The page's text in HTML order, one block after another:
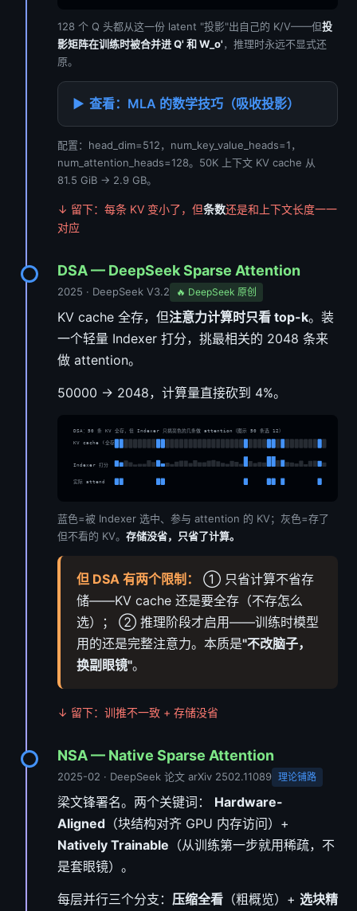
128 个 Q 头都从这一份 latent "投影"出自己的 K/V——但投
影矩阵在训练时被合并进 Q' 和 W_o'，推理时永远不显式还
原。
查看：MLA 的数学技巧（吸收投影）
配置：head_dim=512，num_key_value_heads=1，
num_attention_heads=128。50K 上下文 KV cache 从
81.5 GiB → 2.9 GB。
↓ 留下：每条 KV 变小了，但条数还是和上下文长度一一
对应
DSA — DeepSeek Sparse Attention
2025 · DeepSeek V3.2 🔥 DeepSeek 原创
KV cache 全存，但注意力计算时只看 top-k。装
一个轻量 Indexer 打分，挑最相关的 2048 条来
做 attention。
50000 → 2048，计算量直接砍到 4%。
DSA：50 条 KV 全存，但 Indexer 只挑亮色的几条做 attention（图示 50 条选 12）
KV cache (全存)
Indexer 打分
实际 attend
蓝色=被 Indexer 选中、参与 attention 的 KV；灰色=存了
但不看的 KV。 存储没省，只省了计算。
但 DSA 有两个限制：
① 只省计算不省存
储——KV cache 还是要全存（不存怎么
选）； ② 推理阶段才启用——训练时模型
用的还是完整注意力。本质是"不改脑子，
换副眼镜"。
↓ 留下：训推不一致 + 存储没省
NSA — Native Sparse Attention
2025-02 · DeepSeek 论文 arXiv 2502.11089 理论铺路
梁文锋署名。两个关键词： Hardware-
Aligned （块结构对齐 GPU 内存访问）+
Natively Trainable （从训练第一步就用稀疏，不
是套眼镜）。
每层并行三个分支： 压缩全看 （粗概览）+ 选块精